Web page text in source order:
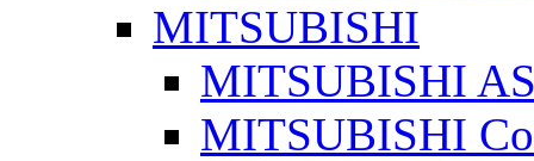
MITSUBISHI
MITSUBISHI
MITSUBISHI